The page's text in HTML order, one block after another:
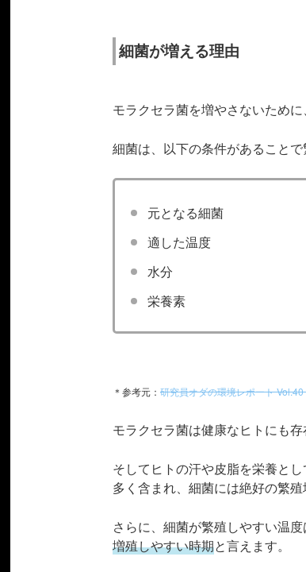
細菌が増える理由
モラクセラ菌を増やさないため
細菌は、以下の条件があることで
元となる細菌
適した温度
水分
栄養素
＊参考元： 研究員オダの環境レポート
モラクセラ菌は健康なヒトにも
そしてヒトの汗や皮脂を栄養と
多く含まれ、細菌には絶好の繁殖
さらに、細菌が繁殖しやすい温度
増殖しやすい時期と言えます。